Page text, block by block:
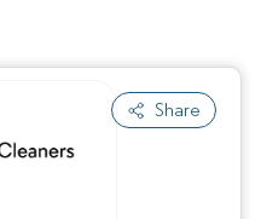
Share